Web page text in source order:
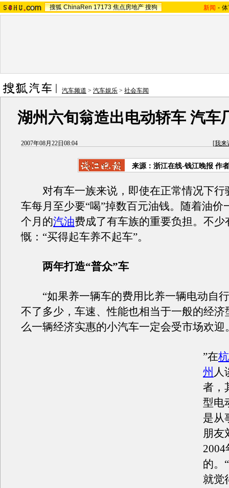
搜狐 ChinaRen 17173 焦点房地产 搜狗 新闻 -
汽车频道 > 汽车娱乐 > 社会车闻
湖州六旬翁造出电动轿车 汽车
2007年08月22日08:04 [我来
来源：浙江在线-钱江晚报 作
对有车一族来说，即使在正常情况下行
车每月至少要“喝”掉数百元油钱。随着油价
个月的汽油费成了有车族的重要负担。不少
慨：“买得起车养不起车”。
两年打造“普众”车
“如果养一辆车的费用比养一辆电动自
不了多少，车速、性能也相当于一般的经济
么一辆经济实惠的小汽车一定会受市场欢迎
”在
州 人
者，
型电
是从
朋友
的。
就觉